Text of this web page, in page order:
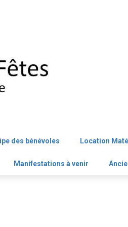
des bénévoles Location
Manifestations à venir